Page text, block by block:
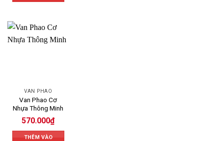
VAN PHAO
Van Phao Cơ
Nhựa Thông Minh
570.000₫
THÊM VÀO